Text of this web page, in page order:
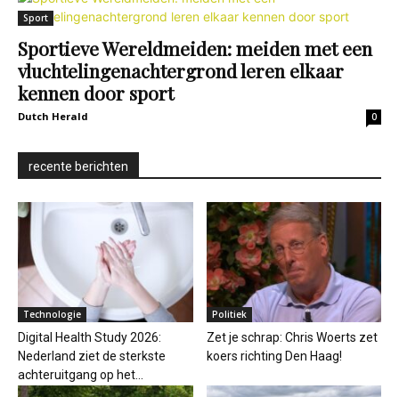
Digital Health Study 2026:
Nederland ziet de sterkste
koers richting Den Haag!
Nieuws
Dodelijk ongeval; fietser (78)
overleden na aanrijding met
auto
Bedrijf
Vergunningenkoers van Noord-
Brabant breed in twijfel